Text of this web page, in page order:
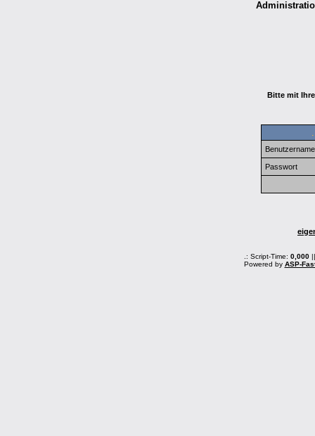
Bitte mit
Passwort
.: Script-Time: 0,000||
Powered by ASP-